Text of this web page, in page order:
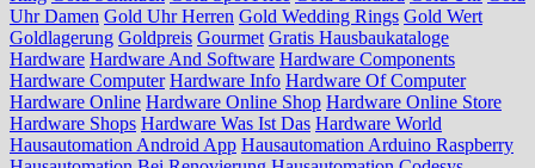
Uhr Damen Gold Uhr Herren Gold Wedding Rings Gold Wert
Goldlagerung Goldpreis Gourmet Gratis Hausbaukataloge
Hardware Hardware And Software Hardware Components
Hardware Computer Hardware Info Hardware Of Computer
Hardware Online Hardware Online Shop Hardware Online Store
Hardware Shops Hardware Was Ist Das Hardware World
Hausautomation Android App Hausautomation Arduino Raspberry